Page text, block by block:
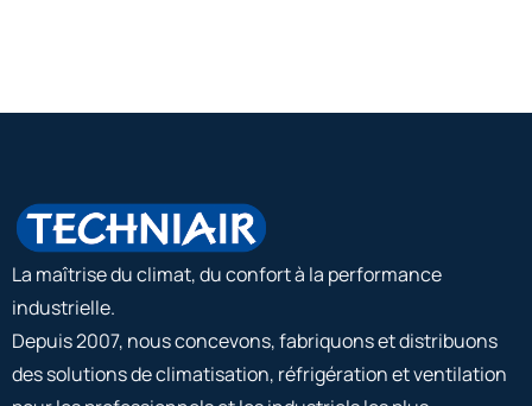
La maîtrise du climat, du confort à la performance
industrielle.
Depuis 2007, nous concevons, fabriquons et distribuons
des solutions de climatisation, réfrigération et ventilation